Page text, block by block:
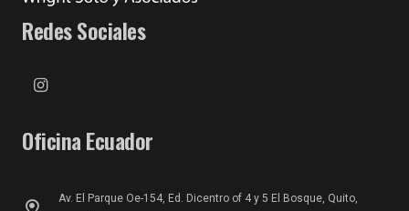
Redes Sociales
Oficina Ecuador
Av. El Parque Oe-154, Ed. Dicentro of 4 y 5 El Bosque, Quito,